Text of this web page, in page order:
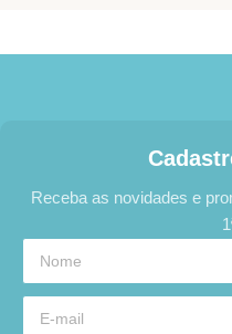
Receba as novidades e